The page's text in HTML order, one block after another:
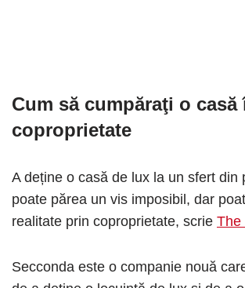
Cum să cumpăraţi o casă
coproprietate
A deține o casă de lux la un sfert din
poate părea un vis imposibil, dar
realitate prin coproprietate, scrie The
Secconda este o companie nouă